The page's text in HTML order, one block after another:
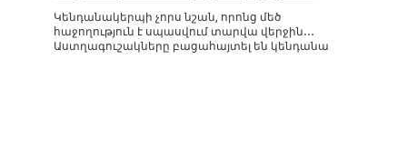
Կենդանակերպի չորս նշան, որոնց մեծ
հաջողություն է սպասվում տարվա վերջին․․․
Աստղագուշակները բացահայտել են կենդանա